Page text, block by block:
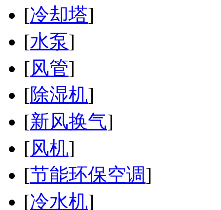
[冷却塔]
[水泵]
[风管]
[除湿机]
[新风换气]
[风机]
[节能环保空调]
[冷水机]